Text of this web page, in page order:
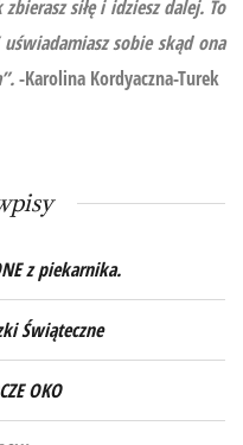
siłę i idziesz dalej. To
sobie skąd ona
-Karolina Kordyaczna-Turek
z piekarnika.
Świąteczne
OKO